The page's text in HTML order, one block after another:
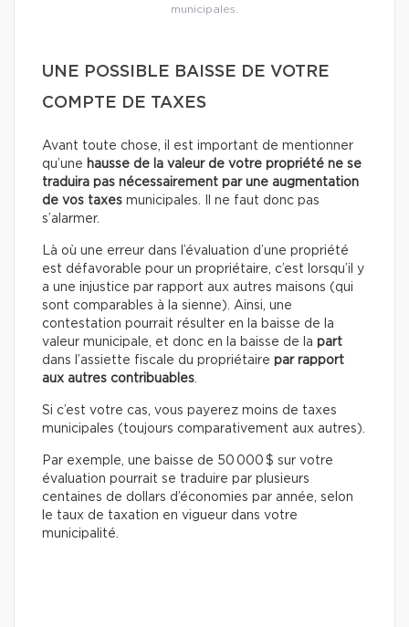
municipales.
UNE POSSIBLE BAISSE DE VOTRE
COMPTE DE TAXES
Avant toute chose, il est important de mentionner
qu’une hausse de la valeur de votre propriété ne se
traduira pas nécessairement par une augmentation
de vos taxes municipales. Il ne faut donc pas
s’alarmer.
Là où une erreur dans l’évaluation d’une propriété
est défavorable pour un propriétaire, c’est lorsqu’il y
a une injustice par rapport aux autres maisons (qui
sont comparables à la sienne). Ainsi, une
contestation pourrait résulter en la baisse de la
valeur municipale, et donc en la baisse de la part
dans l’assiette fiscale du propriétaire par rapport
aux autres contribuables.
Si c’est votre cas, vous payerez moins de taxes
municipales (toujours comparativement aux autres).
Par exemple, une baisse de 50 000 $ sur votre
évaluation pourrait se traduire par plusieurs
centaines de dollars d’économies par année, selon
le taux de taxation en vigueur dans votre
municipalité.